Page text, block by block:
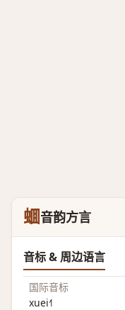
蜖音韵方言
音标 & 周边语言
国际音标
xuei˧˥